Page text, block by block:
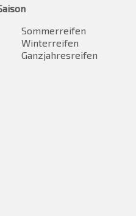
Sommerreifen
Winterreifen
Ganzjahresreifen